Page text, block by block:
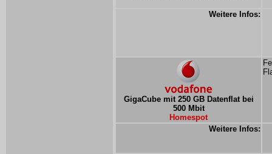
Weitere Infos:
GigaCube mit 250 GB Datenflat bei
500 Mbit
Homespot
Weitere Infos: